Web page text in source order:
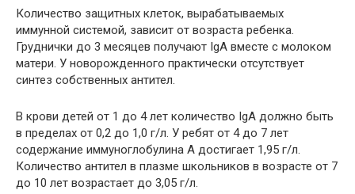
Количество защитных клеток, вырабатываемых
иммунной системой, зависит от возраста ребенка.
Груднички до 3 месяцев получают IgA вместе с молоком
матери. У новорожденного практически отсутствует
синтез собственных антител.
В крови детей от 1 до 4 лет количество IgA должно быть
в пределах от 0,2 до 1,0 г/л. У ребят от 4 до 7 лет
содержание иммуноглобулина A достигает 1,95 г/л.
Количество антител в плазме школьников в возрасте от 7
до 10 лет возрастает до 3,05 г/л.